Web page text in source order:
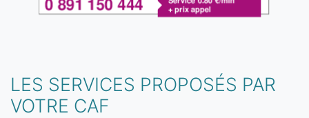
LES SERVICES PROPOSÉS PAR
VOTRE CAF